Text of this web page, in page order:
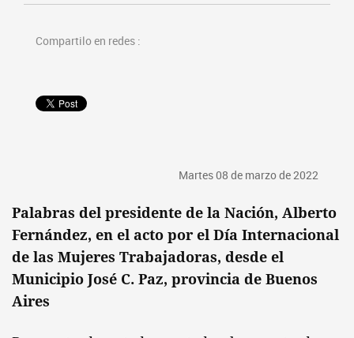
Compartilo en redes :
Martes 08 de marzo de 2022
Palabras del presidente de la Nación, Alberto
Fernández, en el acto por el Día Internacional
de las Mujeres Trabajadoras, desde el
Municipio José C. Paz, provincia de Buenos
Aires